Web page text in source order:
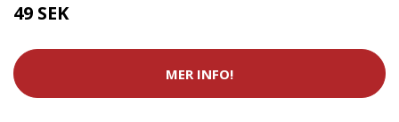
49 SEK
MER INFO!